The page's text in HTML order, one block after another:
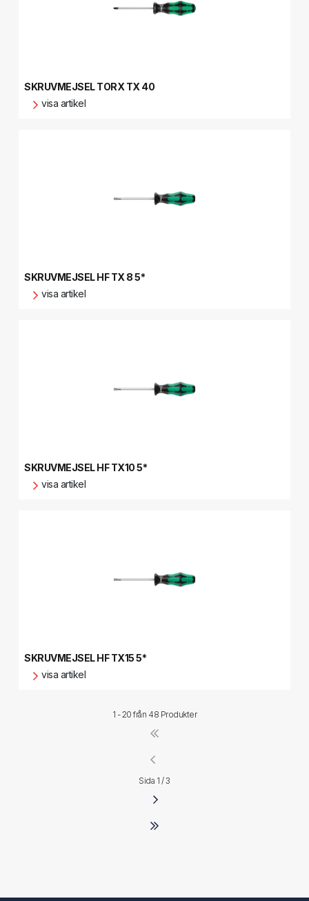
SKRUVMEJSEL TORX TX 40
visa artikel
SKRUVMEJSEL HF TX 8 5*
visa artikel
SKRUVMEJSEL HF TX10 5*
visa artikel
SKRUVMEJSEL HF TX15 5*
visa artikel
1 - 20 från 48 Produkter
Sida 1 / 3